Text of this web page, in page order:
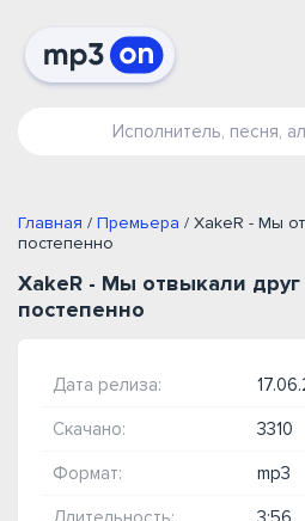
Главная / Премьера / XakeR - Мы
постепенно
XakeR - Мы отвыкали друг
постепенно
Дата релиза:
Скачано: 3310
Формат: mp3